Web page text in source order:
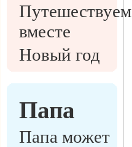
Путешествуем
вместе
Новый год
Папа
Папа может